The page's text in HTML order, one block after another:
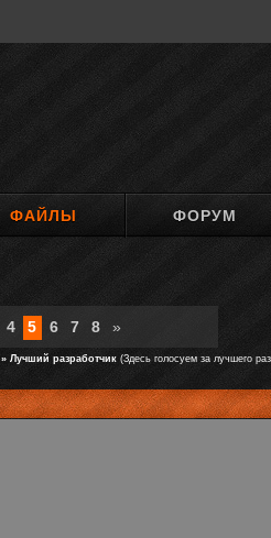
ФАЙЛЫ ФОРУМ
4 5 6 7 8 »
» Лучший разработчик (Здесь голосуем за лучшего